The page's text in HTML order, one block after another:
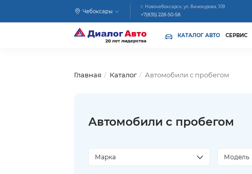
Чебоксары
г. Новочебоксарск, ул. Винокурова, 109
+7(835) 228-50-58
КАТАЛОГ АВТО СЕРВИС
Главная Каталог Автомобили с пробегом
Автомобили с пробегом
Марка Модель